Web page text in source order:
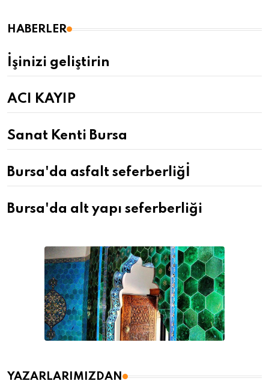
HABERLER
İşinizi geliştirin
ACI KAYIP
Sanat Kenti Bursa
Bursa'da asfalt seferberliğİ
Bursa'da alt yapı seferberliği
YAZARLARIMIZDAN